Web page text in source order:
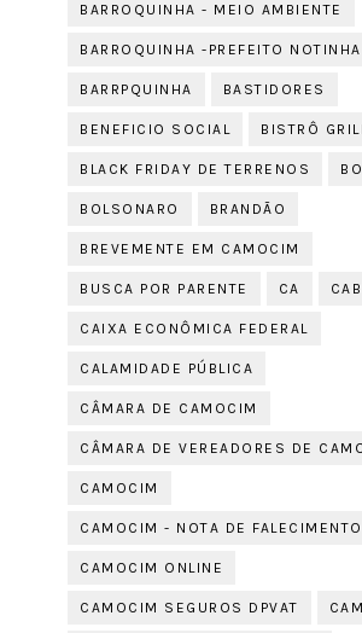
BARROQUINHA - MEIO AMBIENTE
BARROQUINHA -PREFEITO NOTINHA
BARRPQUINHA BASTIDORES
BENEFICIO SOCIAL BISTRÔ
BLACK FRIDAY DE TERRENOS
BOLSONARO BRANDÃO
BREVEMENTE EM CAMOCIM
BUSCA POR PARENTE CA
CAIXA ECONÔMICA FEDERAL
CALAMIDADE PÚBLICA
CÂMARA DE CAMOCIM
CÂMARA DE VEREADORES DE
CAMOCIM
CAMOCIM - NOTA DE FALECIMENTO
CAMOCIM ONLINE
CAMOCIM SEGUROS DPVAT